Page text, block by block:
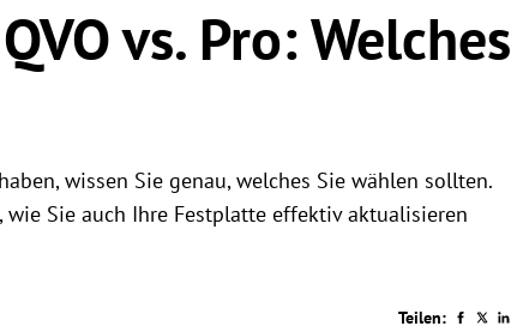
vs. Pro: Welches
wissen Sie genau, welches Sie wählen sollten.
Sie auch Ihre Festplatte effektiv aktualisieren
Teilen: